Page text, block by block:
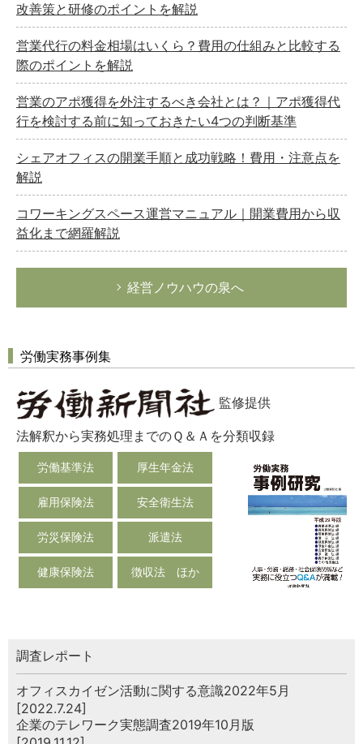
改善策と研修のポイントを解説
営業代行の料金相場はいくら？費用の仕組みと比較する
際のポイントを解説
営業のアポ獲得を外注するべき会社とは？｜アポ獲得代
行を検討する前に知っておきたい4つの判断基準
シェアオフィスの開業手順と成功戦略！費用・注意点を
解説
コワーキングスペース運営マニュアル｜開業費用から収
益化まで網羅解説
経営ノウハウの泉へ
労働実務事例集
監修提供
法解釈から実務処理までのＱ＆Ａを分類収録
労働基準法 厚生年金法
雇用保険法 安全衛生法
労災保険法 派遣法
健康保険法 徴収法 ほか
調査レポート
オフィスカイゼン活動に関する意識2022年5月
[2022.7.24]
企業のテレワーク実態調査2019年10月版